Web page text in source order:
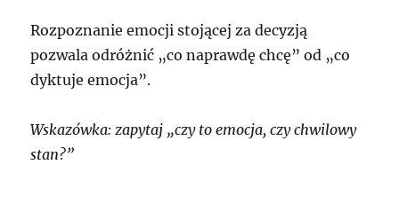
Rozpoznanie emocji stojącej za decyzją
pozwala odróżnić „co naprawdę chcę” od „co
dyktuje emocja”.
Wskazówka: zapytaj „czy to emocja, czy chwilowy
stan?”